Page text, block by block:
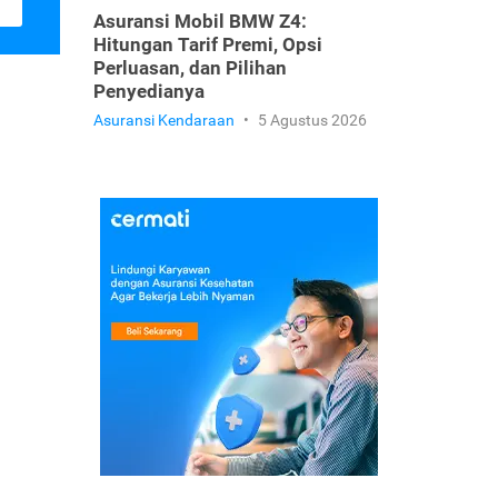
Asuransi Mobil BMW Z4:
Hitungan Tarif Premi, Opsi
Perluasan, dan Pilihan
Penyedianya
Asuransi Kendaraan • 5 Agustus 2026